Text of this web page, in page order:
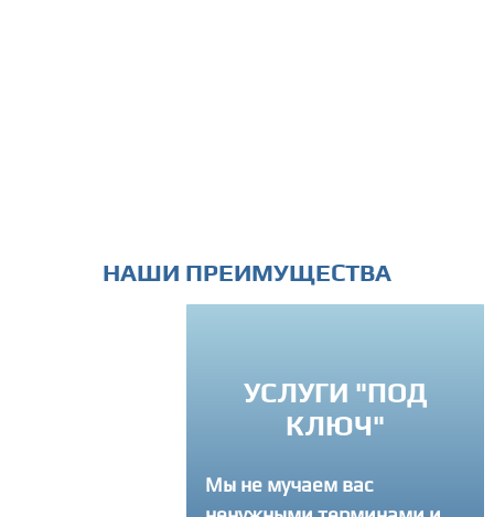
НАШИ ПРЕИМУЩЕСТВА
УСЛУГИ "ПОД
Мы не мучаем вас